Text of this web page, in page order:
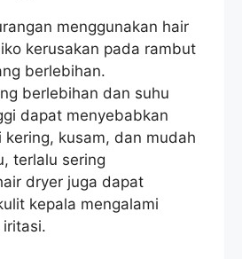
menggunakan hair
kerusakan pada rambut
berlebihan.
berlebihan dan suhu
dapat menyebabkan
kusam, dan mudah
terlalu sering
dryer juga dapat
kepala mengalami